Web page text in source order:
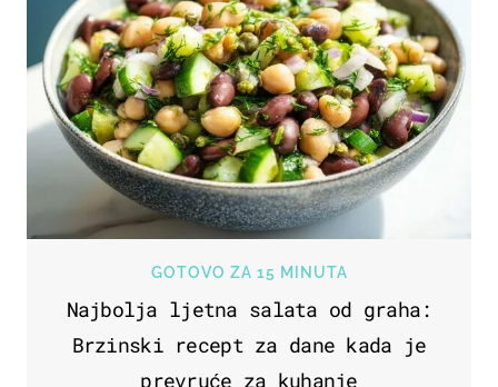
GOTOVO ZA 15 MINUTA
Najbolja ljetna salata od graha:
Brzinski recept za dane kada je
prevruće za kuhanje